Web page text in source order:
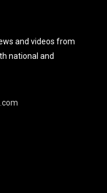
and videos from
national and